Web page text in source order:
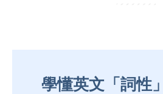
學懂英文「詞性